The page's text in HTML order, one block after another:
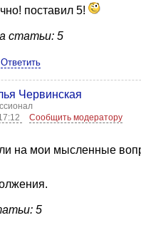
поставил 5!
статьи: 5
Ответить
Червинская
Сообщить модератору
на мои мысленные
5